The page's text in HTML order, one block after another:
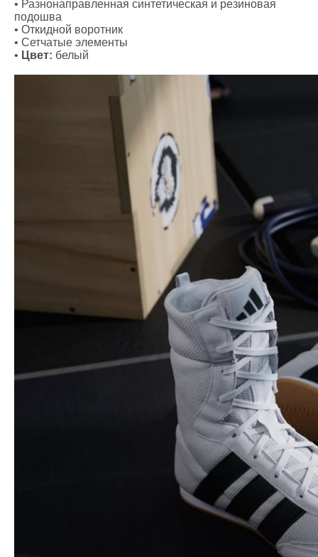
• Разнонаправленная синтетическая и резиновая
подошва
• Откидной воротник
• Сетчатые элементы
• Цвет: белый